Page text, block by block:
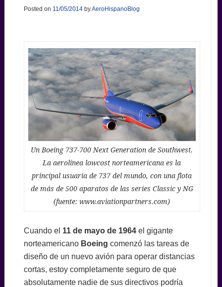
Posted on 11/05/2014byAeroHispanoBlog
Un Boeing 737-700 Next Generation de Southwest.
La aerolínea lowcost norteamericana es la
principal usuaria de 737 del mundo, con una flota
de más de 500 aparatos de las series Classic y NG
(fuente: www.aviationpartners.com)
Cuando el 11 de mayo de 1964el gigante
norteamericano Boeing comenzó las tareas de
diseño de un nuevo avión para operar distancias
cortas, estoy completamente seguro de que
absolutamente nadie de sus directivos podría